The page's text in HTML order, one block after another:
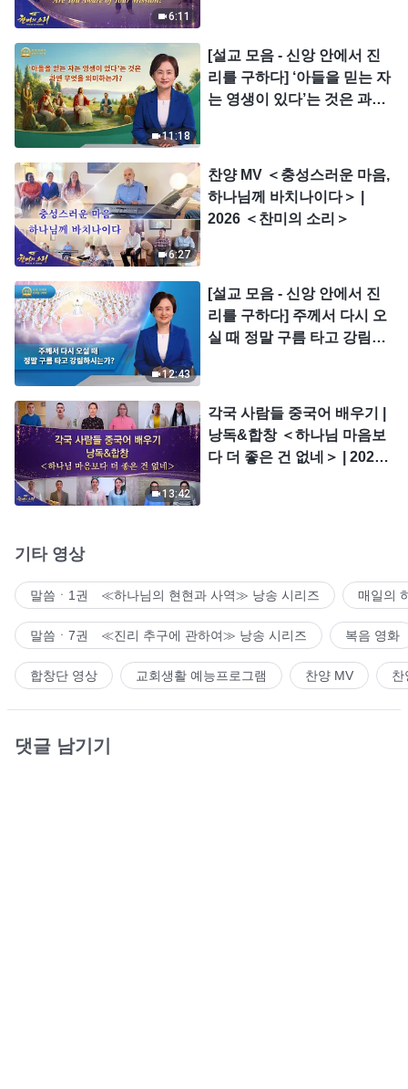
6:11
11:18
[설교 모음 - 신앙 안에서 진
리를 구하다] ‘아들을 믿는 자
는 영생이 있다’는 것은 과연
6:27
찬양 MV ＜충성스러운 마음,
하나님께 바치나이다＞ |
2026 ＜찬미의 소리＞
12:43
[설교 모음 - 신앙 안에서 진
리를 구하다] 주께서 다시 오
실 때 정말 구름 타고 강림하
13:42
각국 사람들 중국어 배우기 |
낭독&합창 ＜하나님 마음보
다 더 좋은 건 없네＞ | 2026
기타 영상
말씀ㆍ1권 ≪하나님의 현현과 사역≫ 낭송 시리즈 매일의
말씀ㆍ7권 ≪진리 추구에 관하여≫ 낭송 시리즈 복음 영화
합창단 영상 교회생활 예능프로그램 찬양 MV 찬
댓글 남기기